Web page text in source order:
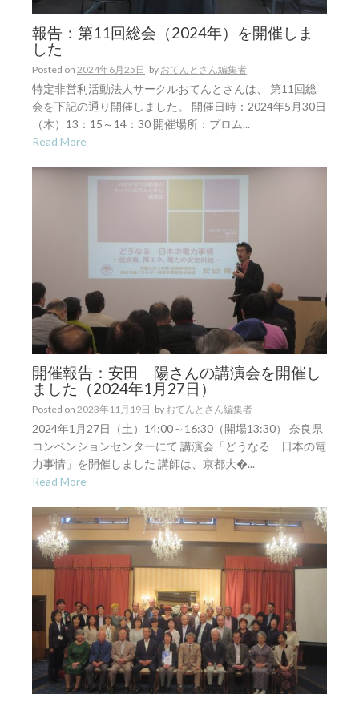
報告：第11回総会（2024年）を開催しま
した
Posted on 2024年6月25日 by おてんとさん編集者
特定非営利活動法人サークルおてんとさんは、 第11回総
会を下記の通り開催しました。 開催日時：2024年5月30日
（木）13：15～14：30 開催場所：プロム...
Read More
開催報告：安田 陽さんの講演会を開催し
ました（2024年1月27日）
Posted on 2023年11月19日 by おてんとさん編集者
2024年1月27日（土）14:00～16:30（開場13:30） 奈良県
コンベンションセンターにて 講演会「どうなる 日本の電
力事情」を開催しました 講師は、京都大�...
Read More